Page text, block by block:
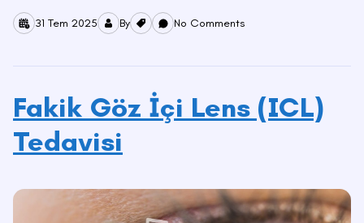
31 Tem 2025 By No Comments
Fakik Göz İçi Lens (ICL)
Tedavisi